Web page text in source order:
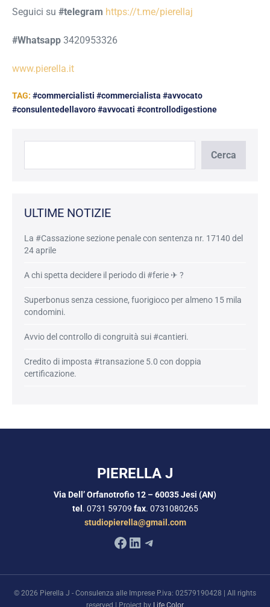
Seguici su #telegram https://t.me/pierellaj
#Whatsapp 3420953326
www.pierella.it
TAG: #commercialisti #commercialista #avvocato
#consulentedellavoro #avvocati #controllodigestione
Cerca
ULTIME NOTIZIE
La #Cassazione sezione penale con sentenza nr. 17140 del
24 aprile
A chi spetta decidere il periodo di #ferie ✈ ?
Superbonus senza cessione, fuorigioco per almeno 15 mila
condomini.
Avvio del controllo di congruità sui #cantieri.
Credito di imposta #transazione 5.0 con doppia
certificazione.
PIERELLA J
Via Dell’ Orfanotrofio 12 – 60035 Jesi (AN)
tel . 0731 59709 fax. 0731080265
studiopierella@gmail.com
Facebook
LinkedIn
Telegram
© 2026 Pierella J - Consulenza alle Imprese P.iva: 02579190428 | All rights